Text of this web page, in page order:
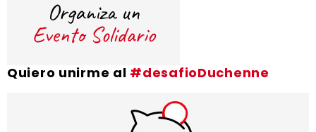
Quiero unirme al #desafioDuchenne